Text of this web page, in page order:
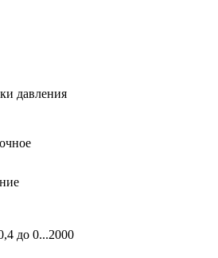
давления
до 0...2000